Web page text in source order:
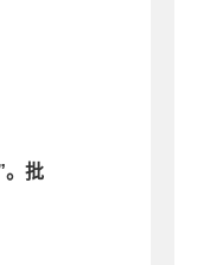
。批